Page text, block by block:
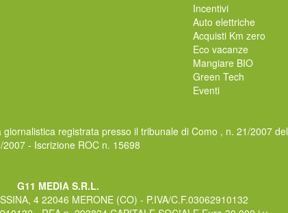
Incentivi
Auto elettriche
Acquisti Km zero
Eco vacanze
Mangiare BIO
Green Tech
Eventi
registrata presso il tribunale di Como , n. 21/2007 del
2007 - Iscrizione ROC n. 15698
G11 MEDIA S.R.L.
4 22046 MERONE (CO) - P.IVA/C.F.03062910132